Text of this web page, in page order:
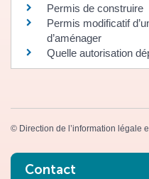
Permis de construire
Permis modificatif
d’aménager
Quelle autorisation
© Direction de l’information légale
Informations
Contact